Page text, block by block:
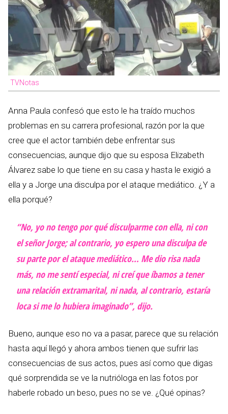
TVNotas
Anna Paula confesó que esto le ha traído muchos
problemas en su carrera profesional, razón por la que
cree que el actor también debe enfrentar sus
consecuencias, aunque dijo que su esposa Elizabeth
Álvarez sabe lo que tiene en su casa y hasta le exigió a
ella y a Jorge una disculpa por el ataque mediático. ¿Y a
ella porqué?
“No, yo no tengo por qué disculparme con ella, ni con
el señor Jorge; al contrario, yo espero una disculpa de
su parte por el ataque mediático… Me dio risa nada
más, no me sentí especial, ni creí que íbamos a tener
una relación extramarital, ni nada, al contrario, estaría
loca si me lo hubiera imaginado”, dijo.
Bueno, aunque eso no va a pasar, parece que su relación
hasta aquí llegó y ahora ambos tienen que sufrir las
consecuencias de sus actos, pues así como que digas
qué sorprendida se ve la nutrióloga en las fotos por
haberle robado un beso, pues no se ve. ¿Qué opinas?